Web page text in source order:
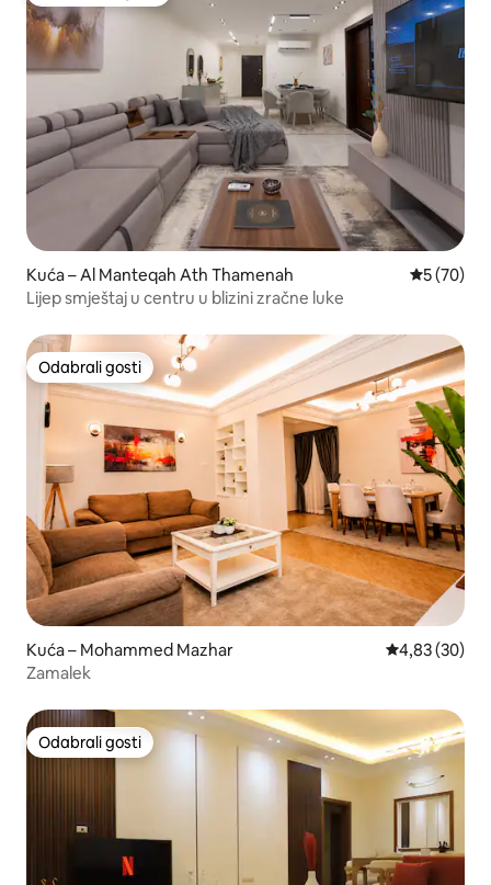
Kuća – Al Manteqah Ath Thamenah Prosječna
5 (70)
Lijep smještaj u centru u blizini zračne luke
Odabrali gosti
Odabrali gosti
Kuća – Mohammed Mazhar Prosječna
4,83 (30)
Zamalek
Odabrali gosti
Odabrali gosti